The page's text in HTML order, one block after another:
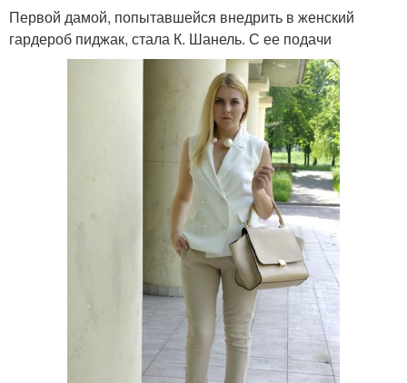
Первой дамой, попытавшейся внедрить в женский
гардероб пиджак, стала К. Шанель. С ее подачи